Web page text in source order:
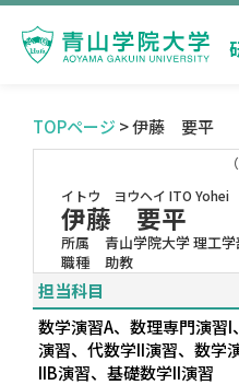
TOPページ > 伊藤 要平
イトウ ヨウヘイ ITO Yohei
伊藤 要平
所属
青山学院大学 理工
職種
助教
担当科目
数学演習A、数理専門演習
演習、代数学II演習、数学
IIB演習、基礎数学II演習